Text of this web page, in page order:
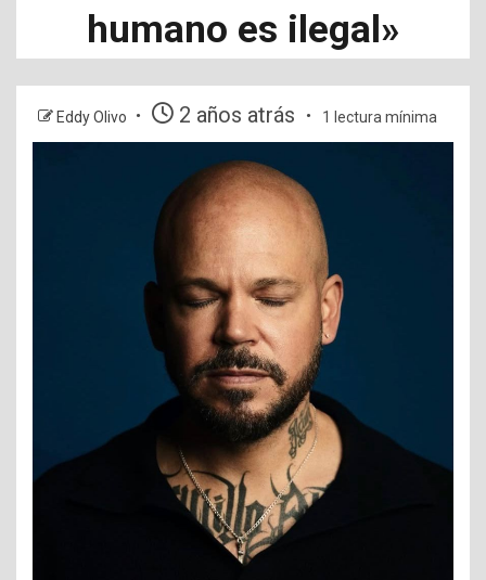
humano es ilegal»
Eddy Olivo 2 años atrás 1 lectura mínima